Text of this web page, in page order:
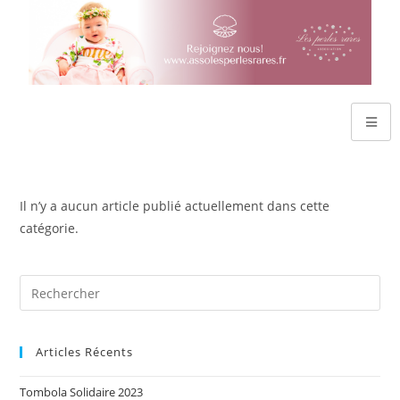
Il n’y a aucun article publié actuellement dans cette
catégorie.
Articles Récents
Tombola Solidaire 2023